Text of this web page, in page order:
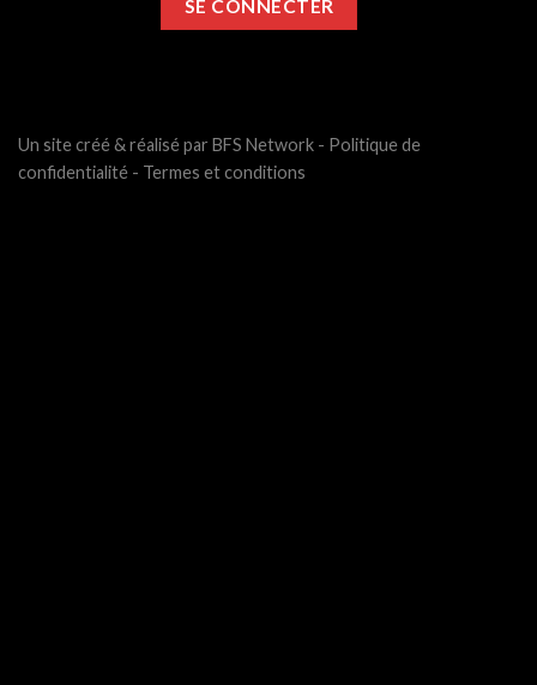
Un site créé & réalisé par BFS Network - Politique de
confidentialité - Termes et conditions